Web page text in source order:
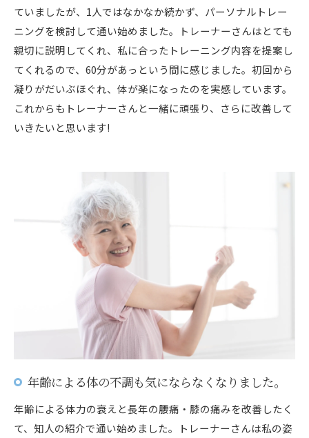
ていましたが、1人ではなかなか続かず、パーソナルトレー
ニングを検討して通い始めました。トレーナーさんはとても
親切に説明してくれ、私に合ったトレーニング内容を提案し
てくれるので、60分があっという間に感じました。初回から
凝りがだいぶほぐれ、体が楽になったのを実感しています。
これからもトレーナーさんと一緒に頑張り、さらに改善して
いきたいと思います!
年齢による体の不調も気にならなくなりました。
年齢による体力の衰えと長年の腰痛・膝の痛みを改善したく
て、知人の紹介で通い始めました。トレーナーさんは私の姿